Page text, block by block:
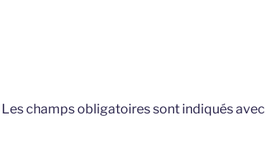
Les champs obligatoires sont indiqués avec